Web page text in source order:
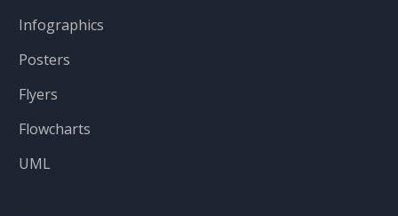
Infographics
Posters
Flyers
Flowcharts
UML